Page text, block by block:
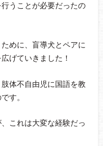
うことが必要だったの
めに、盲導犬とペアに
げていきました！
体不自由児に国語を教
す。
これは大変な経験だっ